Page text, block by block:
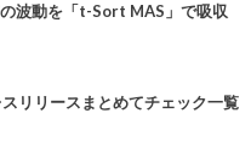
波動を「t-Sort MAS」で吸収
スリリースまとめてチェック一覧